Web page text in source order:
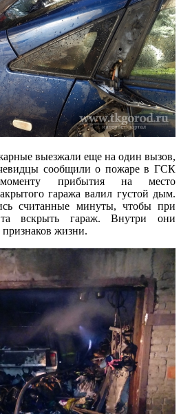
выезжали еще на один вызов,
сообщили о пожаре в ГСК
прибытия на место
гаража валил густой дым.
считанные минуты, чтобы при
вскрыть гараж. Внутри они
жизни.